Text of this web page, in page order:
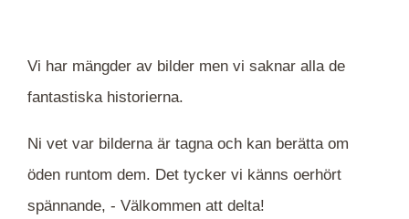
Vi har mängder av bilder men vi saknar alla de
fantastiska historierna.
Ni vet var bilderna är tagna och kan berätta om
öden runtom dem. Det tycker vi känns oerhört
spännande, - Välkommen att delta!